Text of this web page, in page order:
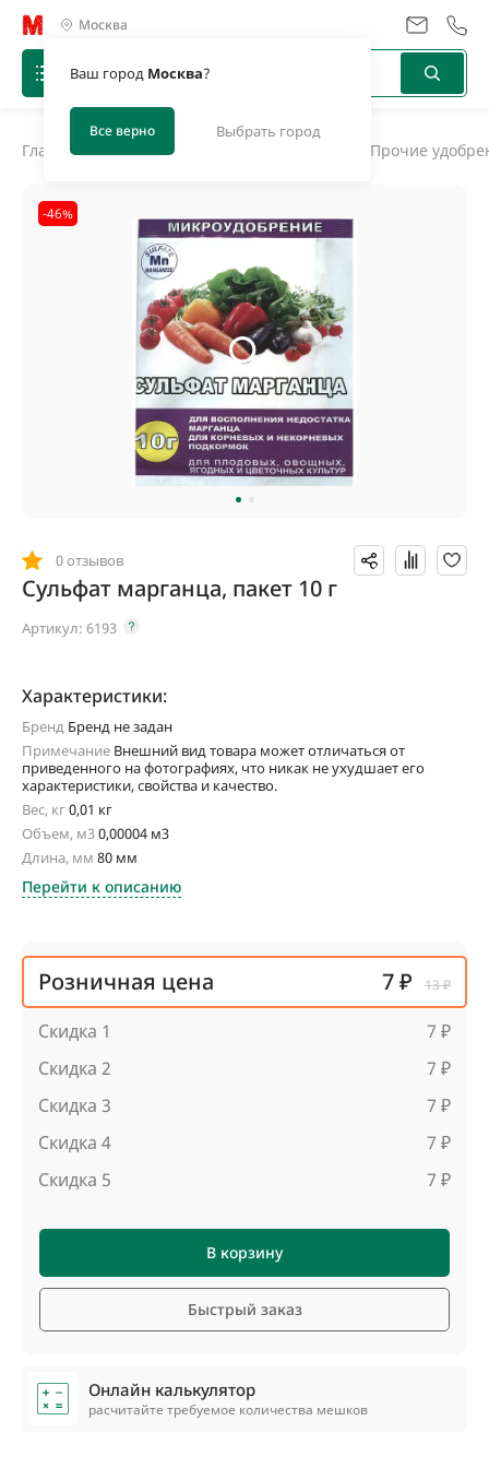
Москва
Ваш город Москва?
Все верно Выбрать город
Главная Удобрения, биоактиваторы Прочие
-46%
0 отзывов
Сульфат марганца, пакет 10 г
Артикул: 6193
Характеристики:
Бренд Бренд не задан
Примечание Внешний вид товара может отличаться от
приведенного на фотографиях, что никак не ухудшает его
характеристики, свойства и качество.
Вес, кг0,01 кг
Объем, м30,00004 м3
Длина, мм 80 мм
Перейти к описанию
Розничная цена 7 ₽ 13 ₽
Скидка 1
7 ₽
Скидка 2
7 ₽
Скидка 3
7 ₽
Скидка 4
7 ₽
Скидка 5
7 ₽
В корзину
Быстрый заказ
Онлайн калькулятор
расчитайте требуемое количества мешков